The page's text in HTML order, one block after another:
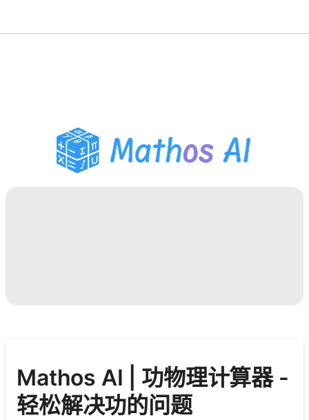
PDF 作业助手
学习工具
Mathos AI | 功物理计算器 -
轻松解决功的问题